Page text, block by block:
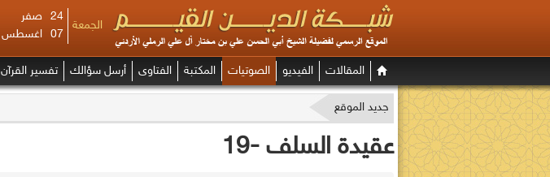
الجمعة
24 صفر
07 اغسطس
المقالات الفيديو الصوتيات المكتبة الفتاوى أرسل سؤالك تفسير القرآن
جديد الموقع
عقيدة السلف -19